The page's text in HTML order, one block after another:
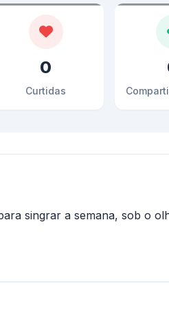
0
Curtidas
singrar a semana, sob o